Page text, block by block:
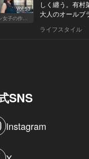
Vol.53
東カレ女子の作り方
しく纏う。有村
大人のオールブ
ライフスタイル
SNS
Instagram